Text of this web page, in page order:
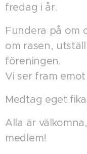
fredag i år.
Fundera på om
om rasen,
föreningen.
Vi ser fram
Medtag eget
Alla är
medlem!